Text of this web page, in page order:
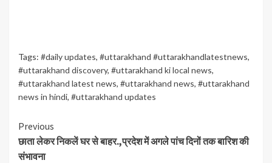
Tags: #daily updates, #uttarakhand #uttarakhandlatestnews,
#uttarakhand discovery, #uttarakhand ki local news,
#uttarakhand latest news, #uttarakhand news, #uttarakhand
news in hindi, #uttarakhand updates
Continue
Reading
Previous
छाता लेकर निकलें घर से बाहर.,प्रदेश में अगले पांच दिनों तक बारिश की
संभावना